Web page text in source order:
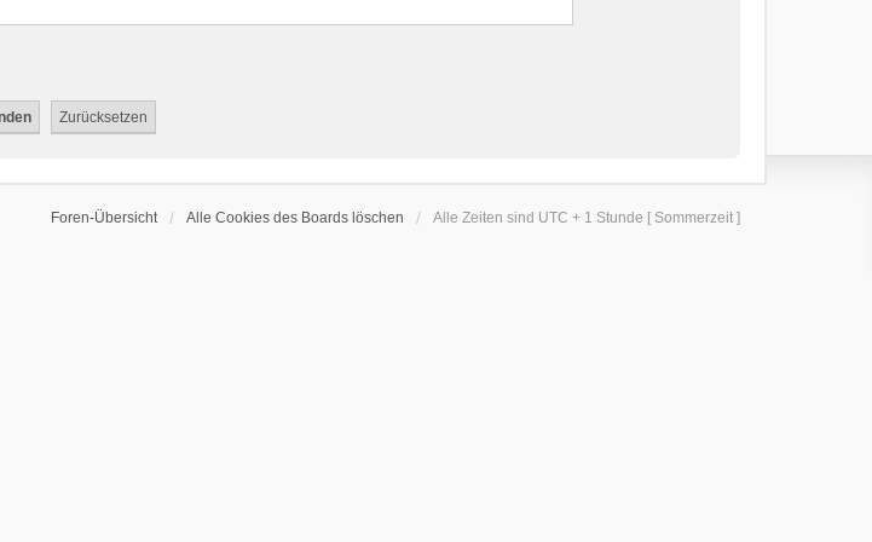
Foren-Übersicht Alle Cookies des Boards löschen Alle Zeiten sind UTC + 1 Stunde [ Sommerzeit ]